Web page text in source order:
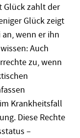
zahlt der
Glück zeigt
wenn er ihn
Auch
zu, wenn
Krankheitsfall
Diese Rechte
–